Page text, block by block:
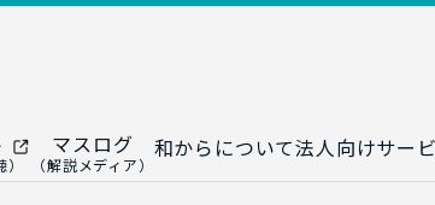
マスログ
（解説メディア）
和からについて法人向けサー